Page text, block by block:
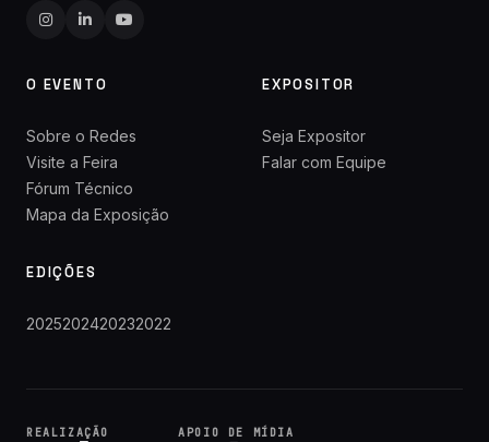
O EVENTO
Sobre o Redes
Visite a Feira
Fórum Técnico
Mapa da Exposição
EXPOSITOR
Seja Expositor
Falar com Equipe
EDIÇÕES
2025202420232022
REALIZAÇÃO APOIO DE MÍDIA